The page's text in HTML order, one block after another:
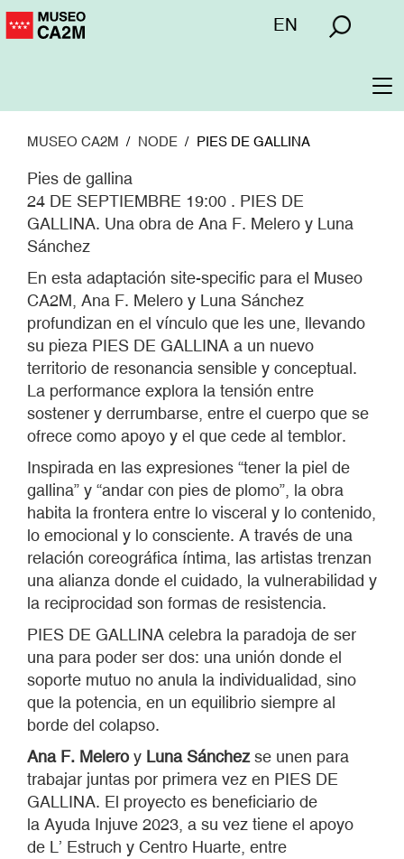
Pasar
Menú
EN
MUSEO CA2M NODE PIES DE GALLINA
Pies de gallina
24 DE SEPTIEMBRE 19:00 . PIES DE
GALLINA. Una obra de Ana F. Melero y Luna
Sánchez
En esta adaptación site-specific para el Museo
CA2M, Ana F. Melero y Luna Sánchez
profundizan en el vínculo que les une, llevando
su pieza PIES DE GALLINA a un nuevo
territorio de resonancia sensible y conceptual.
La performance explora la tensión entre
sostener y derrumbarse, entre el cuerpo que se
ofrece como apoyo y el que cede al temblor.
Inspirada en las expresiones “tener la piel de
gallina” y “andar con pies de plomo”, la obra
habita la frontera entre lo visceral y lo contenido,
lo emocional y lo consciente. A través de una
relación coreográfica íntima, las artistas trenzan
una alianza donde el cuidado, la vulnerabilidad y
la reciprocidad son formas de resistencia.
PIES DE GALLINA celebra la paradoja de ser
una para poder ser dos: una unión donde el
soporte mutuo no anula la individualidad, sino
que la potencia, en un equilibrio siempre al
borde del colapso.
Ana F. Melero y Luna Sánchezse unen para
trabajar juntas por primera vez en PIES DE
GALLINA. El proyecto es beneficiario de
la Ayuda Injuve 2023, a su vez tiene el apoyo
de L’ Estruch y Centro Huarte, entre